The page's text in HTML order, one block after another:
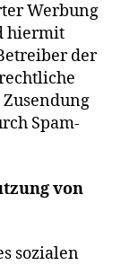
Werbung
hiermit
der
Spam-
von
sozialen